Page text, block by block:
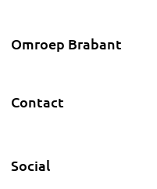
Omroep Brabant
Contact
Social